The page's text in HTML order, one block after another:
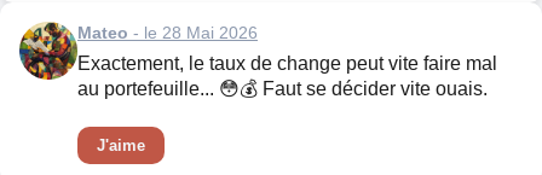
Mateo - le 28 Mai 2026
Exactement, le taux de change peut vite faire mal
au portefeuille... 😳💰 Faut se décider vite ouais.
J'aime